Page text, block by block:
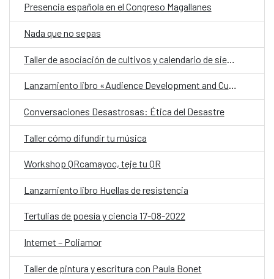
Presencia española en el Congreso Magallanes
Nada que no sepas
Taller de asociación de cultivos y calendario de siembras
Lanzamiento libro «Audience Development and Cultural Policy»
Conversaciones Desastrosas: Ética del Desastre
Taller cómo difundir tu música
Workshop QRcamayoc, teje tu QR
Lanzamiento libro Huellas de resistencia
Tertulias de poesía y ciencia 17-08-2022
Internet – Poliamor
Taller de pintura y escritura con Paula Bonet